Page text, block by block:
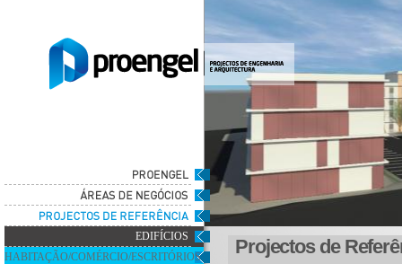
EDIFÍCIOS
HABITAÇÃO/COMÉRCIO/ESCRITÓRIOS
Projectos de